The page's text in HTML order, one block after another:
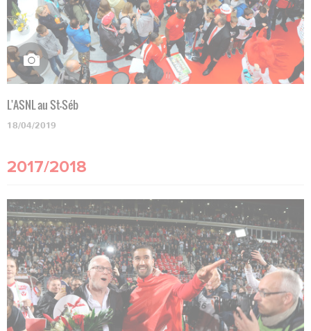
L'ASNL au St-Séb
18/04/2019
2017/2018